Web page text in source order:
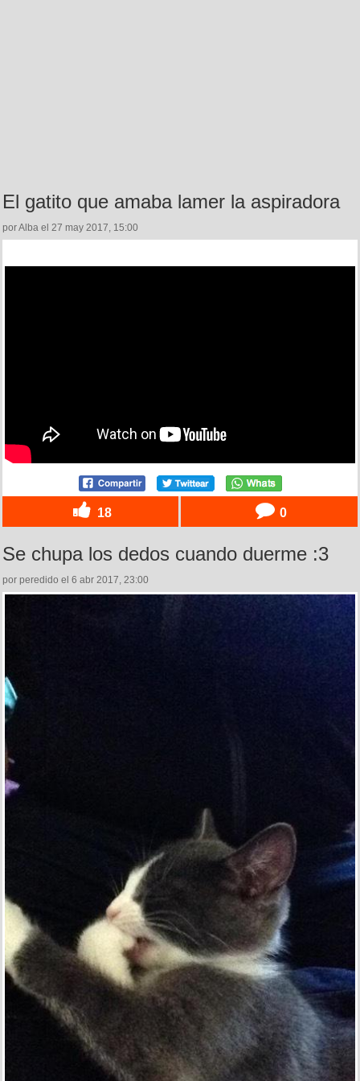
El gatito que amaba lamer la aspiradora
por Alba el 27 may 2017, 15:00
18 0
Se chupa los dedos cuando duerme :3
por peredido el 6 abr 2017, 23:00